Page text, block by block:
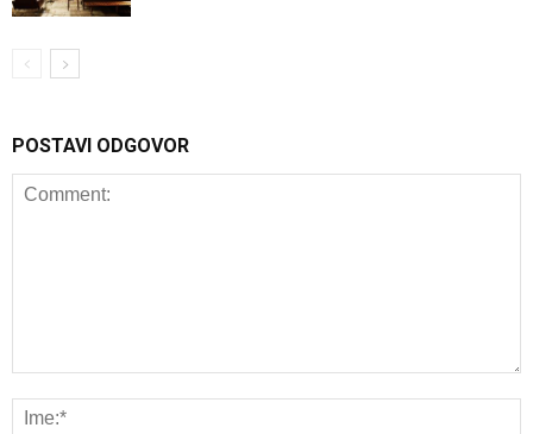
POSTAVI ODGOVOR